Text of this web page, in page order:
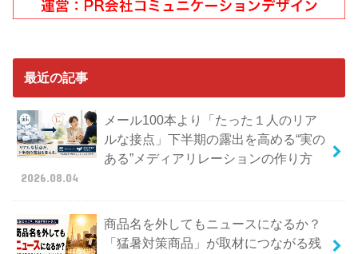
最近の記事
メール100本より「たった１人のリア
ルな接点」下半期の露出を高める“実の
ある”メディアリレーションの作り方
2026.08.04
商品名を外してもニュースになるか？
「猛暑対策商品」が取材につながる残